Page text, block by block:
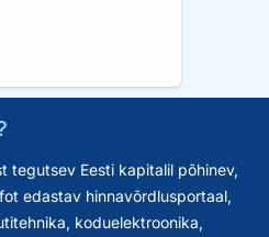
tegutsev Eesti kapitalil põhinev,
edastav hinnavõrdlusportaal,
koduelektroonika,